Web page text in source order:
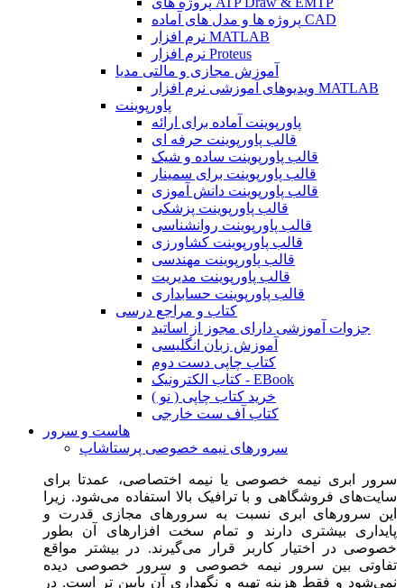
پروژه ها و مدل های آماده CAD
نرم افزار MATLAB
نرم افزار Proteus
آموزش مجازی و مالتی مدیا
ویدیوهای آموزشی نرم افزار MATLAB
پاورپوینت
پاورپوینت آماده برای ارائه
قالب پاورپوینت حرفه ای
قالب پاورپوینت ساده و شیک
قالب پاورپوینت برای سمینار
قالب پاورپوینت دانش آموزی
قالب پاورپوینت پزشکی
قالب پاورپوینت روانشناسی
قالب پاورپوینت کشاورزی
قالب پاورپوینت مهندسی
قالب پاورپوینت مدیریت
قالب پاورپوینت حسابداری
کتاب و مراجع درسی
جزوات آموزشی دارای مجوز از اساتید
آموزش زبان انگلیسی
کتاب چاپی دست دوم
کتاب الکترونیک - EBook
خرید کتاب چاپی ( نو )
کتاب آف ست خارجی
هاست و سرور
سرورهای نیمه خصوصی پرستاشاپ
سرور ابری نیمه خصوصی یا نیمه اختصاصی، عمدتا برای
سایت‌های فروشگاهی و با ترافیک بالا استفاده می‌شود. زیرا
این سرورهای ابری نسبت به سرورهای مجازی قدرت و
پایداری بیشتری دارند و تمام سخت افزارهای آن بطور
خصوصی در اختیار کاربر قرار می‌گیرند. در بیشتر مواقع
تفاوتی بین سرور نیمه خصوصی و سرور خصوصی دیده
نمی‌شود و فقط هزینه تهیه و نگهداری آن پایین تر است. در